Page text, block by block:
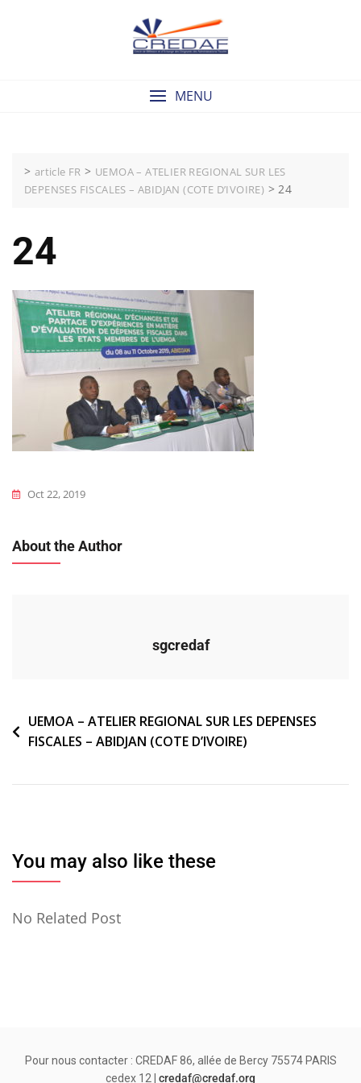
MENU
> article FR > UEMOA – ATELIER REGIONAL SUR LES
DEPENSES FISCALES – ABIDJAN (COTE D’IVOIRE) >24
24
Oct 22, 2019
About the Author
sgcredaf
Navigation
de
UEMOA – ATELIER REGIONAL SUR LES DEPENSES
FISCALES – ABIDJAN (COTE D’IVOIRE)
You may also like these
No Related Post
Pour nous contacter : CREDAF 86, allée de Bercy 75574 PARIS
cedex 12 | credaf@credaf.org